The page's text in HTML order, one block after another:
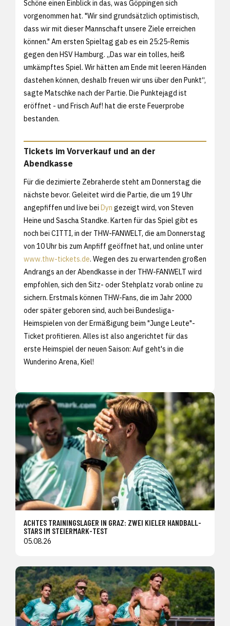
Schöne einen Einblick in das, was Göppingen sich
vorgenommen hat. "Wir sind grundsätzlich optimistisch,
dass wir mit dieser Mannschaft unsere Ziele erreichen
können." Am ersten Spieltag gab es ein 25:25-Remis
gegen den HSV Hamburg. „Das war ein tolles, heiß
umkämpftes Spiel. Wir hätten am Ende mit leeren Händen
dastehen können, deshalb freuen wir uns über den Punkt“,
sagte Matschke nach der Partie. Die Punktejagd ist
eröffnet - und Frisch Auf! hat die erste Feuerprobe
bestanden.
Tickets im Vorverkauf und an der
Abendkasse
Für die dezimierte Zebraherde steht am Donnerstag die
nächste bevor. Geleitet wird die Partie, die um 19 Uhr
angepfiffen und live bei Dyn gezeigt wird, von Steven
Heine und Sascha Standke. Karten für das Spiel gibt es
noch bei CITTI, in der THW-FANWELT, die am Donnerstag
von 10 Uhr bis zum Anpfiff geöffnet hat, und online unter
www.thw-tickets.de. Wegen des zu erwartenden großen
Andrangs an der Abendkasse in der THW-FANWELT wird
empfohlen, sich den Sitz- oder Stehplatz vorab online zu
sichern. Erstmals können THW-Fans, die im Jahr 2000
oder später geboren sind, auch bei Bundesliga-
Heimspielen von der Ermäßigung beim "Junge Leute"-
Ticket profitieren. Alles ist also angerichtet für das
erste Heimspiel der neuen Saison: Auf geht's in die
Wunderino Arena, Kiel!
ACHTES TRAININGSLAGER IN GRAZ: ZWEI KIELER HANDBALL-
STARS IM STEIERMARK-TEST
05.08.26